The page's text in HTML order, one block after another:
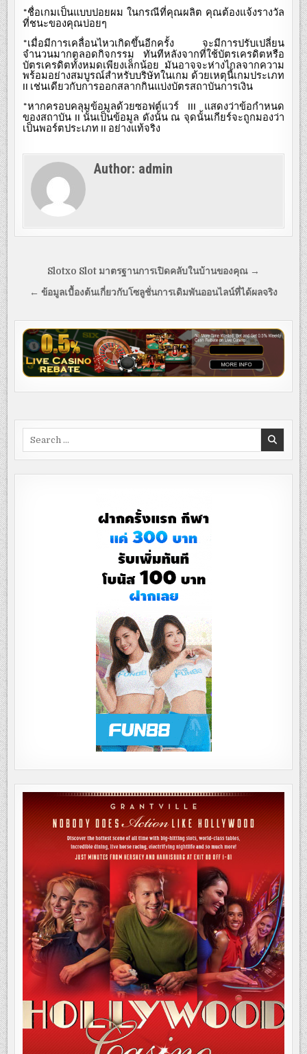
*ชื่อเกมเป็นแบบปอยผม ในกรณีที่คุณผลิต คุณต้องแจ้งรางวัล
ที่ชนะของคุณบ่อยๆ
*เมื่อมีการเคลื่อนไหวเกิดขึ้นอีกครั้ง
จะมีการปรับเปลี่ยน
จำนวนมากตลอดกิจกรรม
ทันทีหลังจากที่ใช้บัตรเครดิตหรือ
บัตรเครดิตทั้งหมดเพียงเล็กน้อย
มันอาจจะห่างไกลจากความ
พร้อมอย่างสมบูรณ์สำหรับบริษัทในเกม ด้วยเหตุนี้เกมประเภท
II เช่นเดียวกับการออกสลากกินแบ่งบัตรสถาบันการเงิน
*หากครอบคลุมข้อมูลด้วยซอฟต์แวร์ IIIแสดงว่าข้อกำหนด
ของสถาบัน IIนั้นเป็นข้อมูล ดังนั้น ณ จุดนั้นเกียร์จะถูกมองว่า
เป็นพอร์ตประเภท II อย่างแท้จริง
Author: admin
Post
navigation
Slotxo Slot มาตรฐานการเปิดคลับในบ้านของคุณ →
← ข้อมูลเบื้องต้นเกี่ยวกับโซลูชั่นการเดิมพันออนไลน์ที่ได้ผลจริง